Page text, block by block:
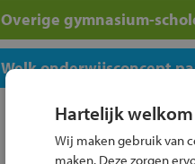
Overige gymnasium-
Welk onderwijsconcept
Hartelijk welkom
Wij maken gebruik van
maken. Deze zorgen